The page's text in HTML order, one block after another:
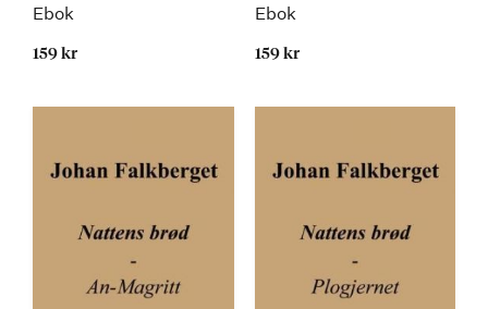
Ebok
159 kr
Ebok
159 kr